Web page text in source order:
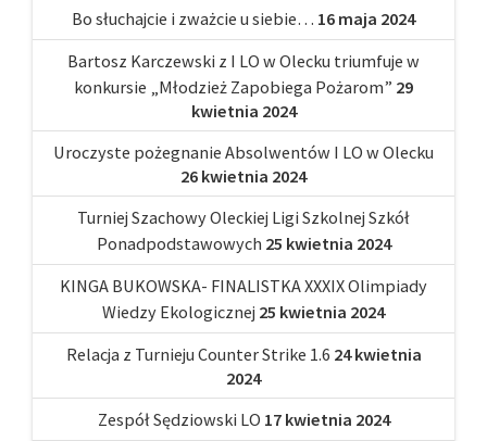
Bo słuchajcie i zważcie u siebie… 16 maja 2024
Bartosz Karczewski z I LO w Olecku triumfuje w
konkursie „Młodzież Zapobiega Pożarom” 29
kwietnia 2024
Uroczyste pożegnanie Absolwentów I LO w Olecku
26 kwietnia 2024
Turniej Szachowy Oleckiej Ligi Szkolnej Szkół
Ponadpodstawowych 25 kwietnia 2024
KINGA BUKOWSKA- FINALISTKA XXXIX Olimpiady
Wiedzy Ekologicznej 25 kwietnia 2024
Relacja z Turnieju Counter Strike 1.6 24 kwietnia
2024
Zespół Sędziowski LO 17 kwietnia 2024